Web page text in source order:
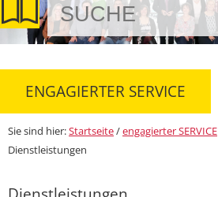
ENGAGIERTER SERVICE
Sie sind hier:Startseite/engagierter SERVICE
Dienstleistungen